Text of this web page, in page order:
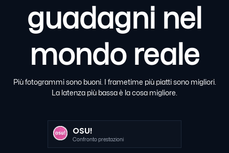
guadagni nel
mondo reale
Più fotogrammi sono buoni. I frametime più piatti sono migliori.
La latenza più bassa è la cosa migliore.
OSU!
Confronto prestazioni